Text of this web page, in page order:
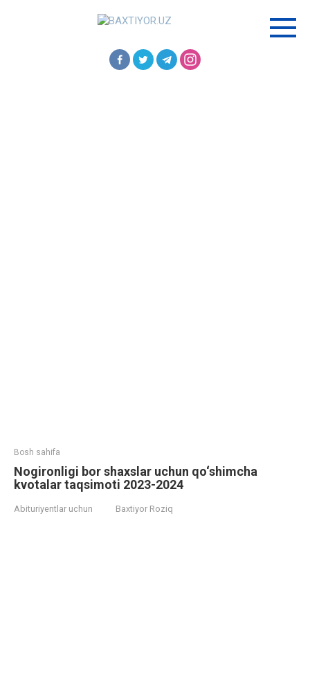
Bosh sahifa
Nogironligi bor shaxslar uchun qo‘shimcha
kvotalar taqsimoti 2023-2024
Abituriyentlar uchun Baxtiyor Roziq